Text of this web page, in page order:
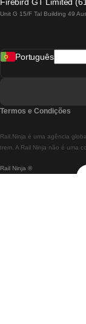
Unit G 15/F Tal Building 49
Rail Ninja ®
Rail.Ninja é uma agência
trem. A Rail Ninja não é uma
Português
Termos e Condições